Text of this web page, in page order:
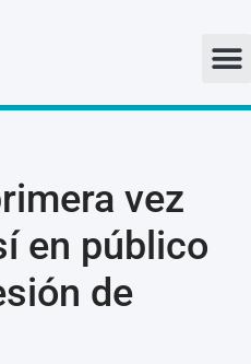
vez
en público
de